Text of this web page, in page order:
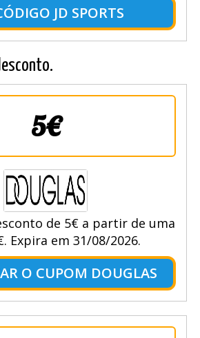
JD SPORTS
5€
de 5€ a partir de uma
Expira em 31/08/2026.
O CUPOM DOUGLAS